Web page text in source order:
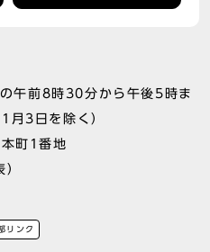
午前8時30分から午後5時ま
月3日を除く）
町1番地
）
リンク